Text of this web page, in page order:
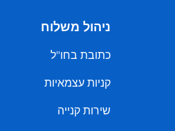
ניהול משלוח
כתובת בחו"ל
קניות עצמאיות
שירות קנייה